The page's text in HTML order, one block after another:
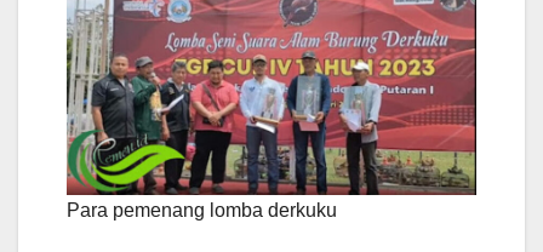
Para pemenang lomba derkuku